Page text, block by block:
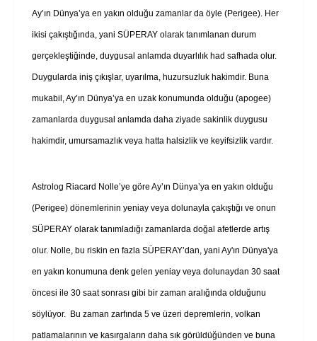
Ay’ın Dünya’ya en yakın olduğu zamanlar da öyle (Perigee). Her
ikisi çakıştığında, yani SÜPERAY olarak tanımlanan durum
gerçekleştiğinde, duygusal anlamda duyarlılık had safhada olur.
Duygularda iniş çıkışlar, uyarılma, huzursuzluk hakimdir. Buna
mukabil, Ay’ın Dünya’ya en uzak konumunda olduğu (apogee)
zamanlarda duygusal anlamda daha ziyade sakinlik duygusu
hakimdir, umursamazlık veya hatta halsizlik ve keyifsizlik vardır.
Astrolog Riacard Nolle’ye göre Ay’ın Dünya’ya en yakın olduğu
(Perigee) dönemlerinin yeniay veya dolunayla çakıştığı ve onun
SÜPERAY olarak tanımladığı zamanlarda doğal afetlerde artış
olur. Nolle, bu riskin en fazla SÜPERAY’dan, yani Ay'ın Dünya'ya
en yakın konumuna denk gelen yeniay veya dolunaydan 30 saat
öncesi ile 30 saat sonrası gibi bir zaman aralığında olduğunu
söylüyor. Bu zaman zarfında 5 ve üzeri depremlerin, volkan
patlamalarının ve kasırgaların daha sık görüldüğünden ve buna